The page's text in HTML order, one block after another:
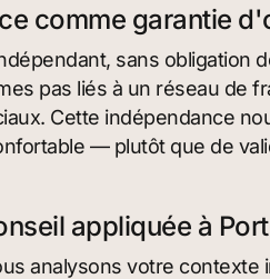
comme garantie
sans obligation
pas liés à un réseau de
Cette indépendance
— plutôt que de
appliquée à
analysons votre contexte